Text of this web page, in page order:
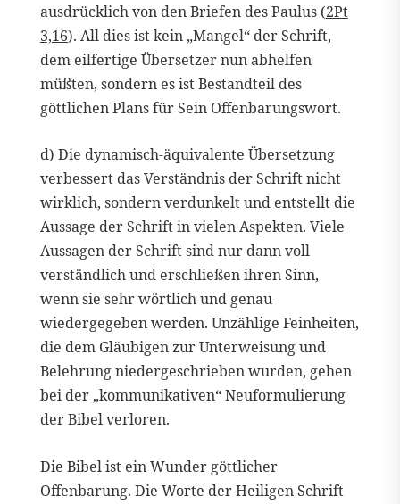
ausdrücklich von den Briefen des Paulus (2Pt
3,16). All dies ist kein „Mangel“ der Schrift,
dem eilfertige Übersetzer nun abhelfen
müßten, sondern es ist Bestandteil des
göttlichen Plans für Sein Offenbarungswort.
d) Die dynamisch-äquivalente Übersetzung
verbessert das Verständnis der Schrift nicht
wirklich, sondern verdunkelt und entstellt die
Aussage der Schrift in vielen Aspekten. Viele
Aussagen der Schrift sind nur dann voll
verständlich und erschließen ihren Sinn,
wenn sie sehr wörtlich und genau
wiedergegeben werden. Unzählige Feinheiten,
die dem Gläubigen zur Unterweisung und
Belehrung niedergeschrieben wurden, gehen
bei der „kommunikativen“ Neuformulierung
der Bibel verloren.
Die Bibel ist ein Wunder göttlicher
Offenbarung. Die Worte der Heiligen Schrift